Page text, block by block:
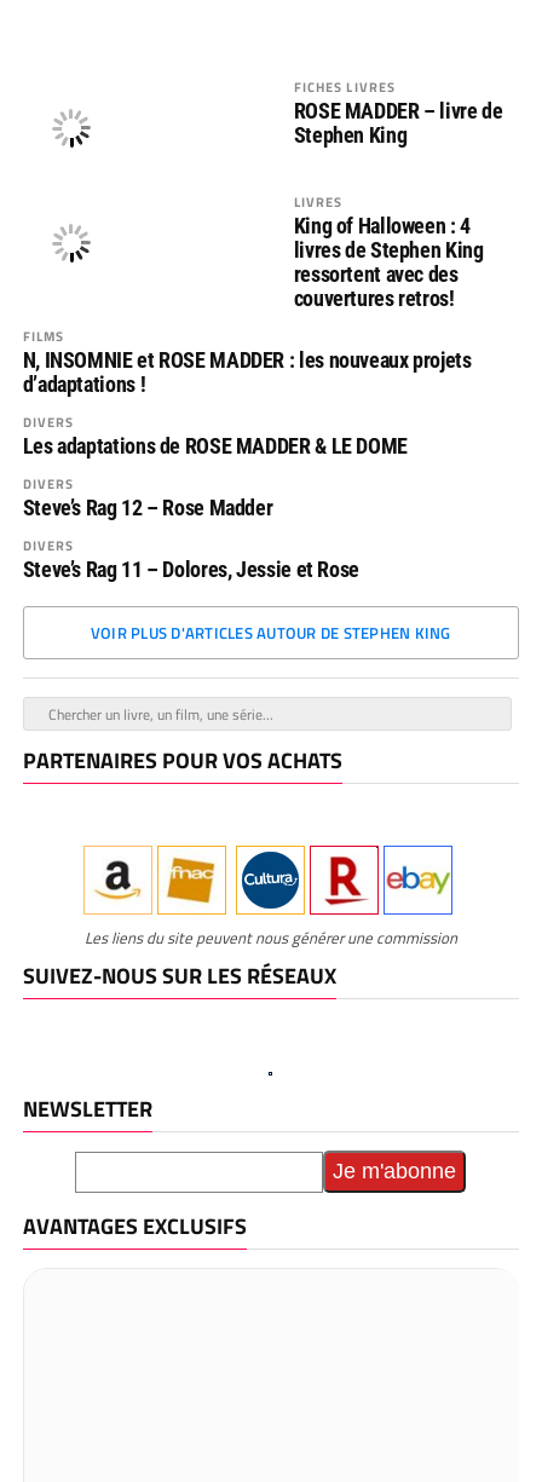
FICHES LIVRES
ROSE MADDER – livre de
Stephen King
LIVRES
King of Halloween : 4
livres de Stephen King
ressortent avec des
couvertures retros!
FILMS
N, INSOMNIE et ROSE MADDER : les nouveaux projets
d’adaptations !
DIVERS
Les adaptations de ROSE MADDER & LE DOME
DIVERS
Steve’s Rag 12 – Rose Madder
DIVERS
Steve’s Rag 11 – Dolores, Jessie et Rose
VOIR PLUS D'ARTICLES AUTOUR DE STEPHEN KING
PARTENAIRES POUR VOS ACHATS
Les liens du site peuvent nous générer une commission
SUIVEZ-NOUS SUR LES RÉSEAUX
NEWSLETTER
AVANTAGES EXCLUSIFS